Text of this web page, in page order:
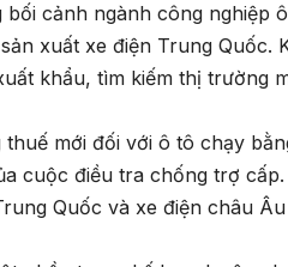
cảnh ngành công nghiệp
xuất xe điện Trung Quốc.
khẩu, tìm kiếm thị trường
mới đối với ô tô chạy
cuộc điều tra chống trợ
Quốc và xe điện châu